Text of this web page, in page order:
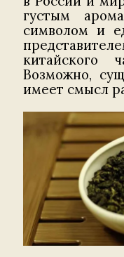
густым
символом и
Возможно,
имеет смысл